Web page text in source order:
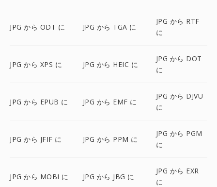
JPG から ODT に JPG から TGA に
JPG から RTF
に
JPG から XPS に JPG から HEIC に
JPG から DOT
に
JPG から EPUB に JPG から EMF に
JPG から DJVU
に
JPG から JFIF に JPG から PPM に
JPG から PGM
に
JPG から MOBI に JPG から JBG に
JPG から EXR
に